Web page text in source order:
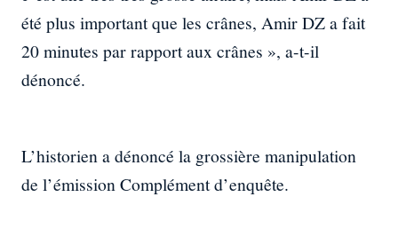
été plus important que les crânes, Amir DZ a fait
20 minutes par rapport aux crânes », a-t-il
dénoncé.
L’historien a dénoncé la grossière manipulation
de l’émission Complément d’enquête.